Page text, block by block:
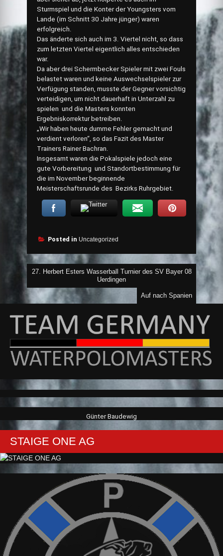
Sturmspiel und die Konter der Youngsters vom
Lande (im Schnitt 30 Jahre jünger) waren
erfolgreich.
Das änderte sich auch im 3. Viertel nicht, so dass
zum letzten Viertel eigentlich alles entschieden
war.
Da aber drei Schermbecker Spieler mit zwei Fouls
belastet waren und keine Auswechselspieler zur
Verfügung standen, musste der Gegner vorsichtig
verteidigen, um nicht dauerhaft in Unterzahl zu
spielen und die Masters konnten
Ergebniskorrektur betreiben.
„Wir haben heute dumme Fehler gemacht und
verdient verloren“, so das Fazit des Master
Trainers Rainer Bachran.
Insgesamt waren die Pokalspiele jedoch eine
gute Vorbereitung und Standortbestimmung für
die im November beginnende
Meisterschaftsrunde des Bezirks Ruhrgebiet.
Posted in Uncategorized
Beitragsnavigation
27. Herbert Esters Wasserball Turnier des SV Bayer 08
Uerdingen
Auf nach Spanien
Günter Baudewig
STAIGE ONE AG